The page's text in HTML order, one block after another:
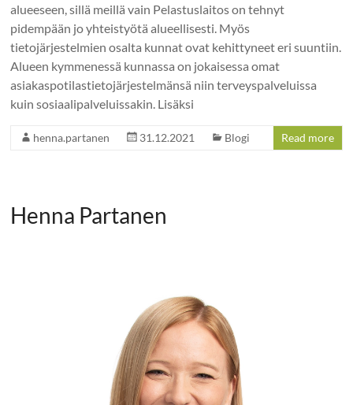
alueeseen, sillä meillä vain Pelastuslaitos on tehnyt
pidempään jo yhteistyötä alueellisesti. Myös
tietojärjestelmien osalta kunnat ovat kehittyneet eri suuntiin.
Alueen kymmenessä kunnassa on jokaisessa omat
asiakaspotilastietojärjestelmänsä niin terveyspalveluissa
kuin sosiaalipalveluissakin. Lisäksi
henna.partanen 31.12.2021 Blogi Read more
Henna Partanen